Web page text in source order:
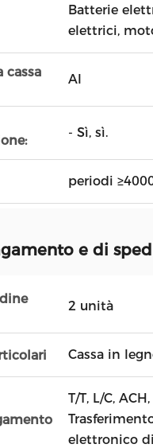
Batterie
elettrici,
cassa
Al
- Sì, sì.
periodi
e di
2 unità
Cassa in
T/T, L/C,
elettronico